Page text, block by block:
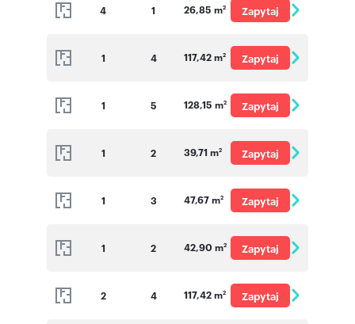
4 1 26,85 m2
Zapytaj
1 4 117,42 m2
Zapytaj
1 5 128,15 m2
Zapytaj
1 2 39,71 m2
Zapytaj
1 3 47,67 m2
Zapytaj
1 2 42,90 m2
Zapytaj
2 4 117,42 m2
Zapytaj